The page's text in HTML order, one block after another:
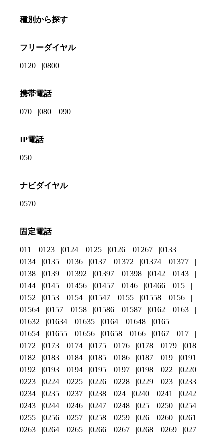
種別から探す
フリーダイヤル
0120 0800
携帯電話
070 080 090
IP電話
050
ナビダイヤル
0570
固定電話
011 0123 0124 0125 0126 01267
0133
0134
0135 0136 0137 01372 01374
01377
0138
0139 01392 01397 01398 0142
0143
0144
0145 01456 01457 0146 01466
015
0152
0153 0154 01547 0155 01558
0156
01564
0157 0158 01586 01587 0162
0163
01632
01634 01635 0164 01648
0165
01654
01655 01656 01658 0166 0167
017
0172
0173 0174 0175 0176 0178 0179
018
0182
0183 0184 0185 0186 0187 019
0191
0192
0193 0194 0195 0197 0198 022
0220
0223
0224 0225 0226 0228 0229 023
0233
0234
0235 0237 0238 024 0240 0241
0242
0243
0244 0246 0247 0248 025 0250
0254
0255
0256 0257 0258 0259 026 0260
0261
0263
0264 0265 0266 0267 0268 0269 027